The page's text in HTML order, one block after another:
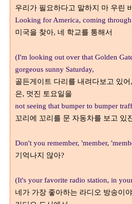
우리가 필요하다고 말하지 마 우린
Looking for America, coming
미국을 찾아, 네 학교를 통해서
(I'm looking out over that Golden
gorgeous sunny Saturday,
골든게이트 다리를 내려다보고 있어 ,
은, 멋진 토요일을
not seeing that bumper to bumper
꼬리에 꼬리를 문 자동차를 보고 있
Don't you remember, 'member,
기억나지 않아?
(It's your favorite radio station, in
네가 가장 좋아하는 라디오 방송이야